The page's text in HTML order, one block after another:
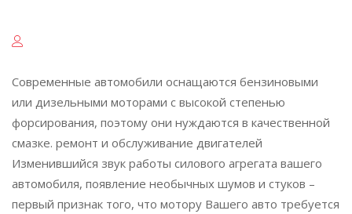
Современные автомобили оснащаются бензиновыми
или дизельными моторами с высокой степенью
форсирования, поэтому они нуждаются в качественной
смазке. ремонт и обслуживание двигателей
Изменившийся звук работы силового агрегата вашего
автомобиля, появление необычных шумов и стуков –
первый признак того, что мотору Вашего авто требуется